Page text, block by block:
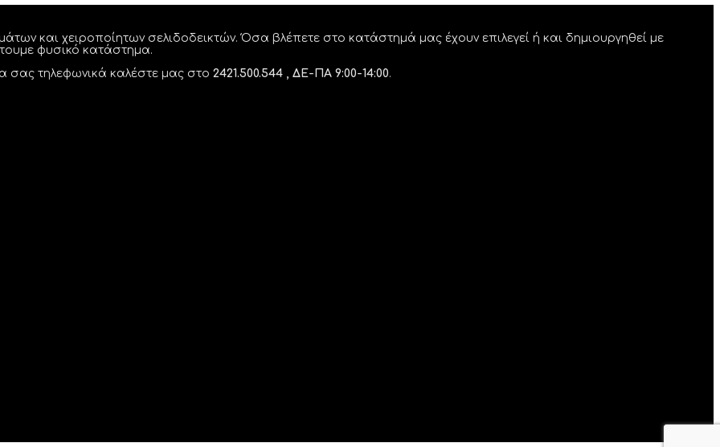
και χειροποίητων σελιδοδεικτών. Όσα βλέπετε στο κατάστημά μας έχουν επιλεγεί ή και δημιουργηθεί με
φυσικό κατάστημα.
σας τηλεφωνικά καλέστε μας στο 2421.500.544 , ΔΕ-ΠΑ 9:00-14:00.